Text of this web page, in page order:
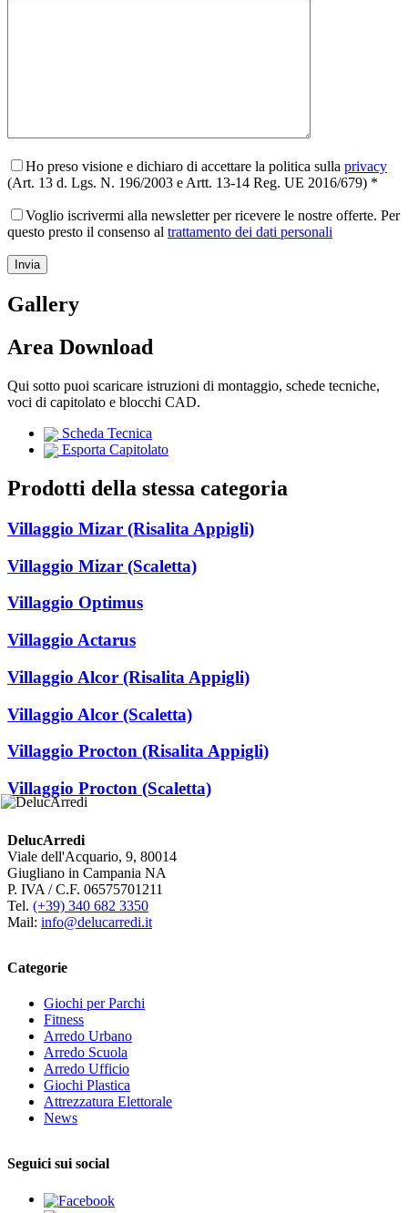
Ho preso visione e dichiaro di accettare la politica sulla privacy
(Art. 13 d. Lgs. N. 196/2003 e Artt. 13-14 Reg. UE 2016/679) *
Voglio iscrivermi alla newsletter per ricevere le nostre offerte. Per
questo presto il consenso al trattamento dei dati personali
Gallery
Area Download
Qui sotto puoi scaricare istruzioni di montaggio, schede tecniche,
voci di capitolato e blocchi CAD.
Scheda Tecnica
Esporta Capitolato
Prodotti della stessa categoria
Villaggio Mizar (Risalita Appigli)
Villaggio Mizar (Scaletta)
Villaggio Optimus
Villaggio Actarus
Villaggio Alcor (Risalita Appigli)
Villaggio Alcor (Scaletta)
Villaggio Procton (Risalita Appigli)
Villaggio Procton (Scaletta)
DelucArredi
Viale dell'Acquario, 9, 80014
Giugliano in Campania NA
P. IVA / C.F. 06575701211
Tel. (+39) 340 682 3350
Mail: info@delucarredi.it
Categorie
Giochi per Parchi
Fitness
Arredo Urbano
Arredo Scuola
Arredo Ufficio
Giochi Plastica
Attrezzatura Elettorale
News
Seguici sui social